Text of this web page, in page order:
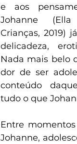
e aos
Johanne
Crianças, 2019)
delicadeza,
Nada mais belo
dor de ser
conteúdo
tudo o que
Entre
Johanne,